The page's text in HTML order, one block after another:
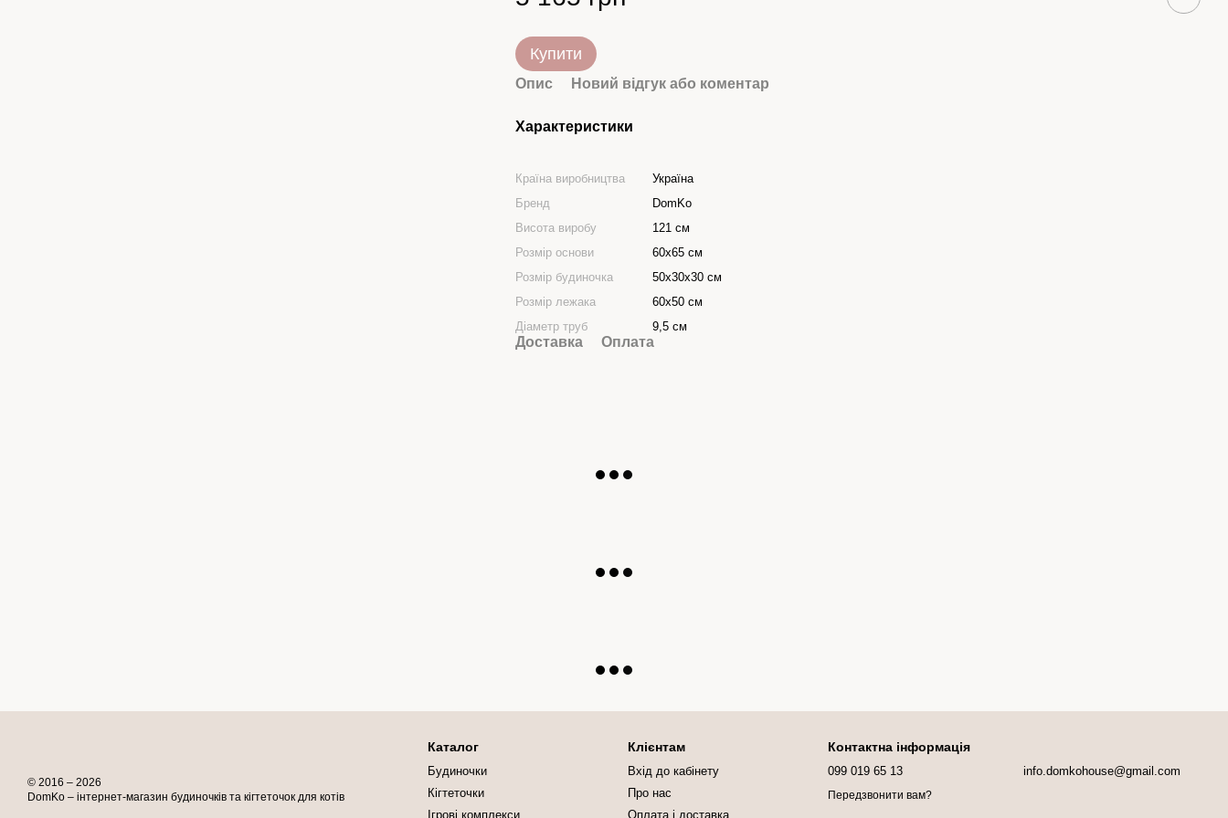
Купити
Опис Новий відгук або коментар
Характеристики
Країна виробництва
Україна
Бренд
DomKo
Висота виробу
121 см
Розмір основи
60х65 см
Розмір будиночка
50х30х30 см
Розмір лежака
60х50 см
Діаметр труб
9,5 см
Доставка Оплата
© 2016 – 2026
DomKo – інтернет-магазин будиночків та кігтеточок для котів
Каталог
Будиночки
Кігтеточки
Ігрові комплекси
Клієнтам
Вхід до кабінету
Про нас
Оплата і доставка
Контактна інформація
099 019 65 13
Передзвонити вам?
info.domkohouse@gmail.com